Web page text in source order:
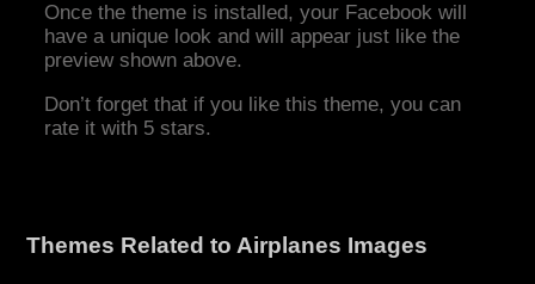
Once the theme is installed, your Facebook will
have a unique look and will appear just like the
preview shown above.
Don’t forget that if you like this theme, you can
rate it with 5 stars.
Themes Related to Airplanes Images